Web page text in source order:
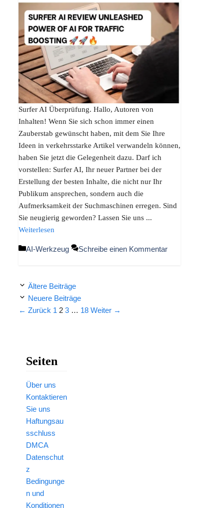
Surfer AI Überprüfung. Hallo, Autoren von
Inhalten! Wenn Sie sich schon immer einen
Zauberstab gewünscht haben, mit dem Sie Ihre
Ideen in verkehrsstarke Artikel verwandeln können,
haben Sie jetzt die Gelegenheit dazu. Darf ich
vorstellen: Surfer AI, Ihr neuer Partner bei der
Erstellung der besten Inhalte, die nicht nur Ihr
Publikum ansprechen, sondern auch die
Aufmerksamkeit der Suchmaschinen erregen. Sind
Sie neugierig geworden? Lassen Sie uns ...
Weiterlesen
Kategorien
AI-Werkzeug Schreibe einen Kommentar
Ältere Beiträge
Neuere Beiträge
← Zurück Seite
1 Seite
2 Seite
3 … Seite
18 Weiter →
Seiten
Über uns
Kontaktieren
Sie uns
Haftungsau
sschluss
DMCA
Datenschut
z
Bedingunge
n und
Konditionen